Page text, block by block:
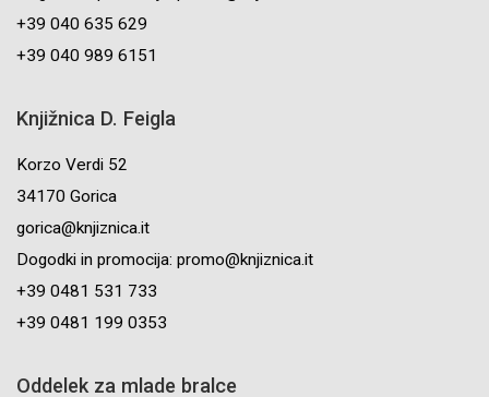
+39 040 635 629
+39 040 989 6151
Knjižnica D. Feigla
Korzo Verdi 52
34170 Gorica
gorica@knjiznica.it
Dogodki in promocija: promo@knjiznica.it
+39 0481 531 733
+39 0481 199 0353
Oddelek za mlade bralce